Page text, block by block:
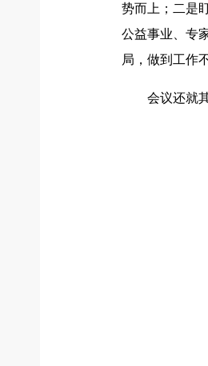
势而上；二是
公益事业、专
局，做到工作
会议还就